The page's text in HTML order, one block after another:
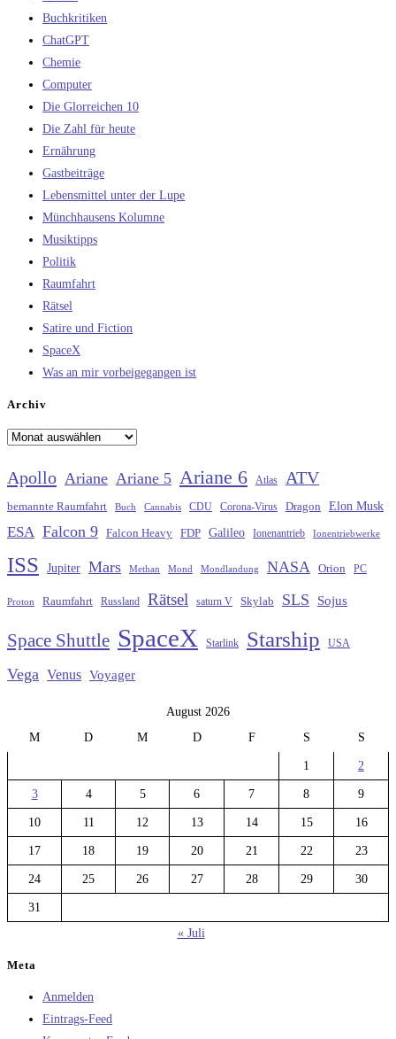
Buchkritiken
ChatGPT
Chemie
Computer
Die Glorreichen 10
Die Zahl für heute
Ernährung
Gastbeiträge
Lebensmittel unter der Lupe
Münchhausens Kolumne
Musiktipps
Politik
Raumfahrt
Rätsel
Satire und Fiction
SpaceX
Was an mir vorbeigegangen ist
Archiv
Archiv
Apollo Ariane Ariane 5 Ariane 6 Atlas ATV
bemannte Raumfahrt Buch Cannabis CDU Corona-Virus Dragon Elon Musk
ESA Falcon 9 Falcon Heavy FDP Galileo Ionenantrieb Ionentriebwerke
ISS Jupiter Mars Methan Mond Mondlandung NASA Orion PC
Proton Raumfahrt Russland Rätsel saturn V Skylab SLS Sojus
Space Shuttle SpaceX Starlink Starship USA
Vega Venus Voyager
August 2026
M
D M D F S S
1 2
3 4 5 6 7 8 9
10 11 12 13 14 15 16
17 18 19 20 21 22 23
24 25 26 27 28 29 30
31
« Juli
Meta
Anmelden
Eintrags-Feed